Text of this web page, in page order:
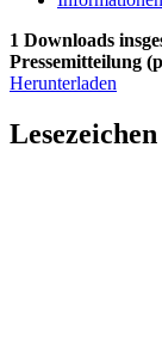
1 Downloads
Pressemitteilung
Herunterladen
Lesezeichen